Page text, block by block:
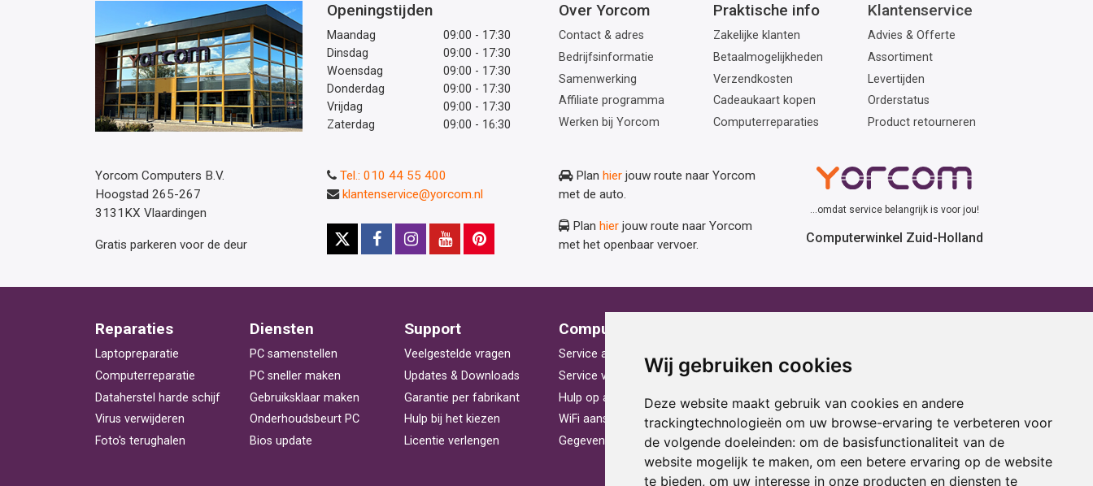
Wij gebruiken cookies
Deze website maakt gebruik van cookies en andere
trackingtechnologieën om uw browse-ervaring te verbeteren voor
de volgende doeleinden: om de basisfunctionaliteit van de
website mogelijk te maken, om een betere ervaring op de website
te bieden, om uw interesse in onze producten en diensten te
Openingstijden
Maandag
09:00 - 17:30
Dinsdag
09:00 - 17:30
Woensdag
09:00 - 17:30
Donderdag
09:00 - 17:30
Vrijdag
09:00 - 17:30
Zaterdag
09:00 - 16:30
Over Yorcom
Contact & adres
Bedrijfsinformatie
Samenwerking
Affiliate programma
Werken bij Yorcom
Praktische info
Zakelijke klanten
Betaalmogelijkheden
Verzendkosten
Cadeaukaart kopen
Computerreparaties
Klantenservice
Advies & Offerte
Assortiment
Levertijden
Orderstatus
Product retourneren
Yorcom Computers B.V.
Hoogstad 265-267
3131KX Vlaardingen
Gratis parkeren voor de deur
Plan hier jouw route naar Yorcom
met de auto.
Plan hier jouw route naar Yorcom
met het openbaar vervoer.
Tel.: 010 44 55 400
klantenservice@yorcom.nl
...omdat service belangrijk is voor jou!
Computerwinkel Zuid-Holland
Reparaties
Laptopreparatie
Computerreparatie
Dataherstel harde schijf
Virus verwijderen
Foto's terughalen
Diensten
PC samenstellen
PC sneller maken
Gebruiksklaar maken
Onderhoudsbeurt PC
Bios update
Support
Veelgestelde vragen
Updates & Downloads
Garantie per fabrikant
Hulp bij het kiezen
Licentie verlengen
Computerhulp
Service aan huis
Service voor bedrijven
Hulp op afstand
WiFi aansluiten
Gegevens herstellen
Statafel huren
Laptop huren
Beamer huren
Racestoel huren
Projectiescherm huren
Cadeau ideeën
Print service
Kortingscode